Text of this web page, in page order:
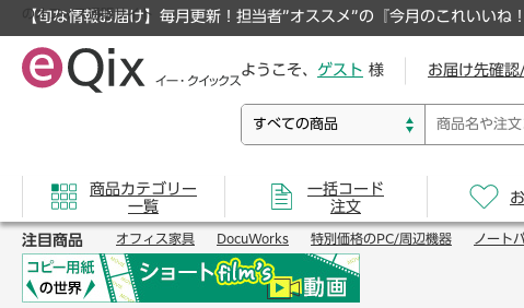
【旬な情報お届け】毎月更新！担当者”オススメ”の『今月のこれいいね
のオフィス通販サイト
ようこそ、 ゲスト 様 お届け先確認
商品カテゴリー
一覧
一括コード
注文
注目商品 オフィス家具 DocuWorks 特別価格のPC/周辺機器 ノート